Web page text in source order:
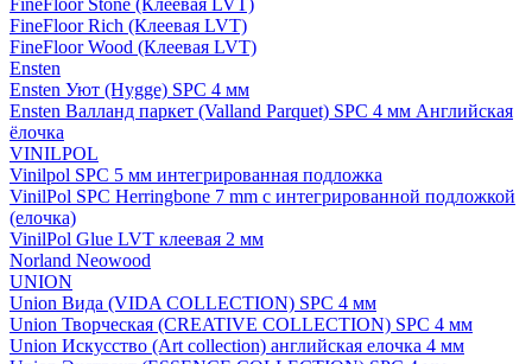
FineFloor Stone (Клеевая LVT)
FineFloor Rich (Клеевая LVT)
FineFloor Wood (Клеевая LVT)
Ensten
Ensten Уют (Hygge) SPC 4 мм
Ensten Валланд паркет (Valland Parquet) SPC 4 мм Английская
ёлочка
VINILPOL
Vinilpol SPC 5 мм интегрированная подложка
VinilPol SPC Herringbone 7 mm с интегрированной подложкой
(елочка)
VinilPol Glue LVT клеевая 2 мм
Norland Neowood
UNION
Union Вида (VIDA COLLECTION) SPC 4 мм
Union Творческая (CREATIVE COLLECTION) SPC 4 мм
Union Искусство (Art collection) английская елочка 4 мм